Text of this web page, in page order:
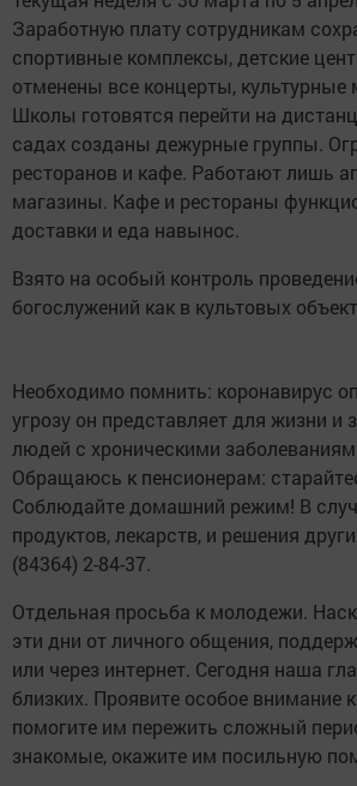
Заработную плату сотрудникам
спортивные комплексы, детские
отменены все концерты, культурные
Школы готовятся перейти на
садах созданы дежурные группы.
ресторанов и кафе. Работают лишь
магазины. Кафе и рестораны
доставки и еда навынос.
Взято на особый контроль
богослужений как в культовых
Необходимо помнить: коронавирус
угрозу он представляет для жизни
людей с хроническими
Обращаюсь к пенсионерам:
Соблюдайте домашний режим! В
продуктов, лекарств, и решения
(84364) 2-84-37.
Отдельная просьба к молодежи.
эти дни от личного общения,
или через интернет. Сегодня наша
близких. Проявите особое внимание
помогите им пережить сложный
знакомые, окажите им посильную